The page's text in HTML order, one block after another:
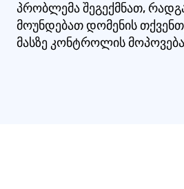
პრობლემა შეგექმნათ,
მოუნდებათ დომენის
მასზე კონტროლის